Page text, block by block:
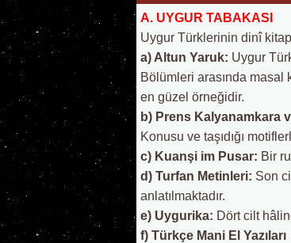
A. UYGUR TABAKASI
Uygur Türklerinin dinî
a) Altun Yaruk: Uygur
Bölümleri arasında masal
en güzel örneğidir.
b) Prens Kalyanamkara
Konusu ve taşıdığı
c) Kuanşi im Pusar: Bir
d) Turfan Metinleri: Son
anlatılmaktadır.
e) Uygurika: Dört cilt
f) Türkçe Mani El Yazıları